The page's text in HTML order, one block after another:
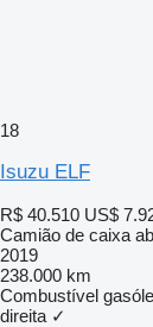
18
Isuzu ELF
R$ 40.510 US$
Camião de caixa
2019
238.000 km
Combustível
direita ✓